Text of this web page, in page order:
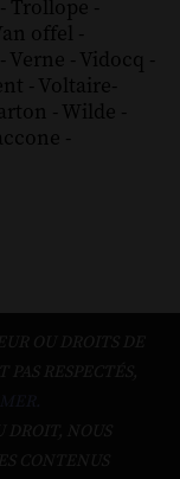
- Trollope -
offel -
- Verne - Vidocq -
- Voltaire-
- Wilde -
-